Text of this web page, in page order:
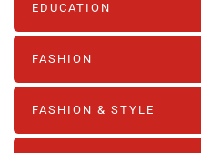
EDUCATION
FASHION
FASHION & STYLE